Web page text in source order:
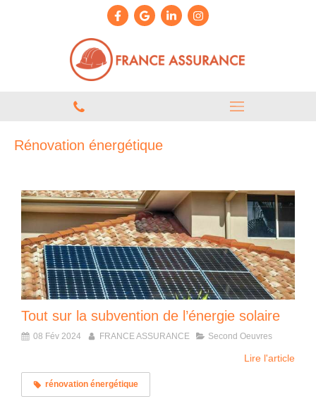
Rénovation énergétique
Tout sur la subvention de l’énergie solaire
08 Fév 2024 FRANCE ASSURANCE Second Oeuvres
Lire l'article
rénovation énergétique